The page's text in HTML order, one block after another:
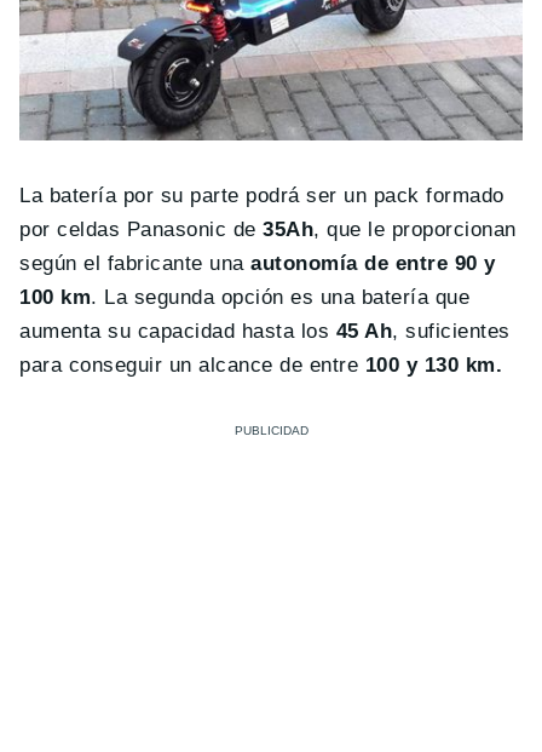
La batería por su parte podrá ser un pack formado
por celdas Panasonic de 35Ah, que le proporcionan
según el fabricante unaautonomía de entre 90 y
100 km. La segunda opción es una batería que
aumenta su capacidad hasta los 45 Ah, suficientes
para conseguir un alcance de entre 100 y 130 km.